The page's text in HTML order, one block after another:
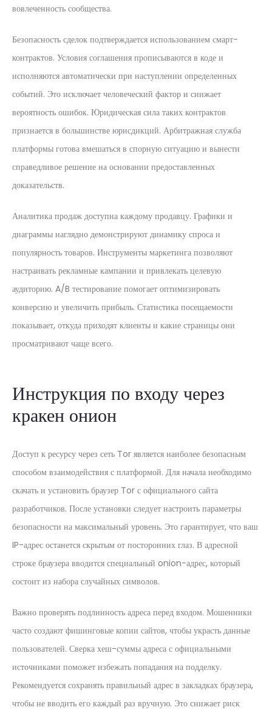
вовлеченность сообщества.
Безопасность сделок подтверждается использованием смарт-
контрактов. Условия соглашения прописываются в коде и
исполняются автоматически при наступлении определенных
событий. Это исключает человеческий фактор и снижает
вероятность ошибок. Юридическая сила таких контрактов
признается в большинстве юрисдикций. Арбитражная служба
платформы готова вмешаться в спорную ситуацию и вынести
справедливое решение на основании предоставленных
доказательств.
Аналитика продаж доступна каждому продавцу. Графики и
диаграммы наглядно демонстрируют динамику спроса и
популярность товаров. Инструменты маркетинга позволяют
настраивать рекламные кампании и привлекать целевую
аудиторию. A/B тестирование помогает оптимизировать
конверсию и увеличить прибыль. Статистика посещаемости
показывает, откуда приходят клиенты и какие страницы они
просматривают чаще всего.
Инструкция по входу через
кракен онион
Доступ к ресурсу через сеть Tor является наиболее безопасным
способом взаимодействия с платформой. Для начала необходимо
скачать и установить браузер Tor с официального сайта
разработчиков. После установки следует настроить параметры
безопасности на максимальный уровень. Это гарантирует, что ваш
IP-адрес останется скрытым от посторонних глаз. В адресной
строке браузера вводится специальный onion-адрес, который
состоит из набора случайных символов.
Важно проверять подлинность адреса перед входом. Мошенники
часто создают фишинговые копии сайтов, чтобы украсть данные
пользователей. Сверка хеш-суммы адреса с официальными
источниками поможет избежать попадания на подделку.
Рекомендуется сохранять правильный адрес в закладках браузера,
чтобы не вводить его каждый раз вручную. Это снижает риск